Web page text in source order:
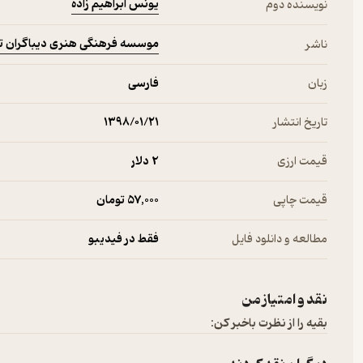
نویسنده دوم یونس ابراهیم زاده
ناشر موسسه فرهنگی هنری دیباگران
زبان فارسی
تاریخ انتشار ۱۳۹۸/۰۱/۲۱
قیمت ارزی 2 دلار
قیمت چاپی 57,000 تومان
مطالعه و دانلود فایل فقط در فیدیبو
نقد و امتیاز من
بقیه را از نظرت باخبر کن: